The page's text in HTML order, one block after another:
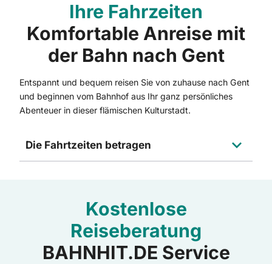
Ihre Fahrzeiten
Komfortable Anreise mit
der Bahn nach Gent
Entspannt und bequem reisen Sie von zuhause nach Gent
und beginnen vom Bahnhof aus Ihr ganz persönliches
Abenteuer in dieser flämischen Kulturstadt.
Die Fahrtzeiten betragen
Kostenlose
Reiseberatung
BAHNHIT.DE Service